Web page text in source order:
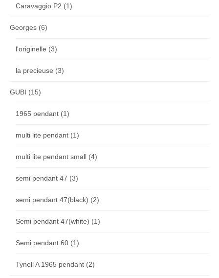
Caravaggio P2 (1)
Georges (6)
l'originelle (3)
la precieuse (3)
GUBI (15)
1965 pendant (1)
multi lite pendant (1)
multi lite pendant small (4)
semi pendant 47 (3)
semi pendant 47(black) (2)
Semi pendant 47(white) (1)
Semi pendant 60 (1)
Tynell A 1965 pendant (2)